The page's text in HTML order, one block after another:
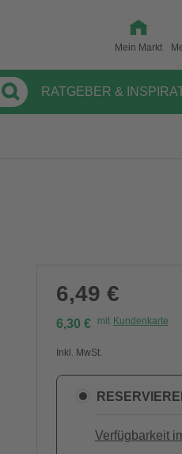
Mein Markt
RATGEBER &
6,49 €
6,30 € mit Kundenkarte
Inkl. MwSt.
Verfügbarkeit